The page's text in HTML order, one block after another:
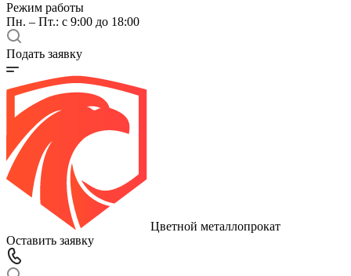
Режим работы
Пн. – Пт.: с 9:00 до 18:00
Подать заявку
Цветной металлопрокат
Оставить заявку